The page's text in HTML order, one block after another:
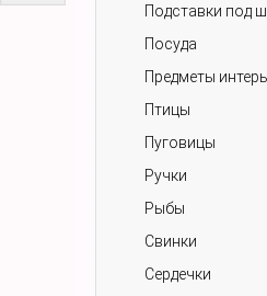
Подставки под
Посуда
Предметы
Птицы
Пуговицы
Ручки
Рыбы
Свинки
Сердечки